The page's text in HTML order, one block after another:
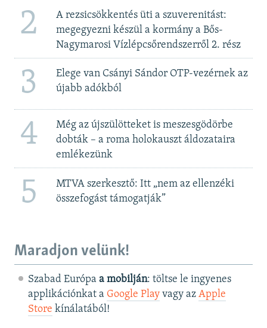
2
A rezsicsökkentés üti a szuverenitást:
megegyezni készül a kormány a Bős-
Nagymarosi Vízlépcsőrendszerről 2. rész
3
Elege van Csányi Sándor OTP-vezérnek az
újabb adókból
4
Még az újszülötteket is meszesgödörbe
dobták – a roma holokauszt áldozataira
emlékezünk
5
MTVA szerkesztő: Itt „nem az ellenzéki
összefogást támogatják”
Maradjon velünk!
Szabad Európa a mobilján: töltse le ingyenes
applikációnkat a Google Playvagy az Apple
Store kínálatából!